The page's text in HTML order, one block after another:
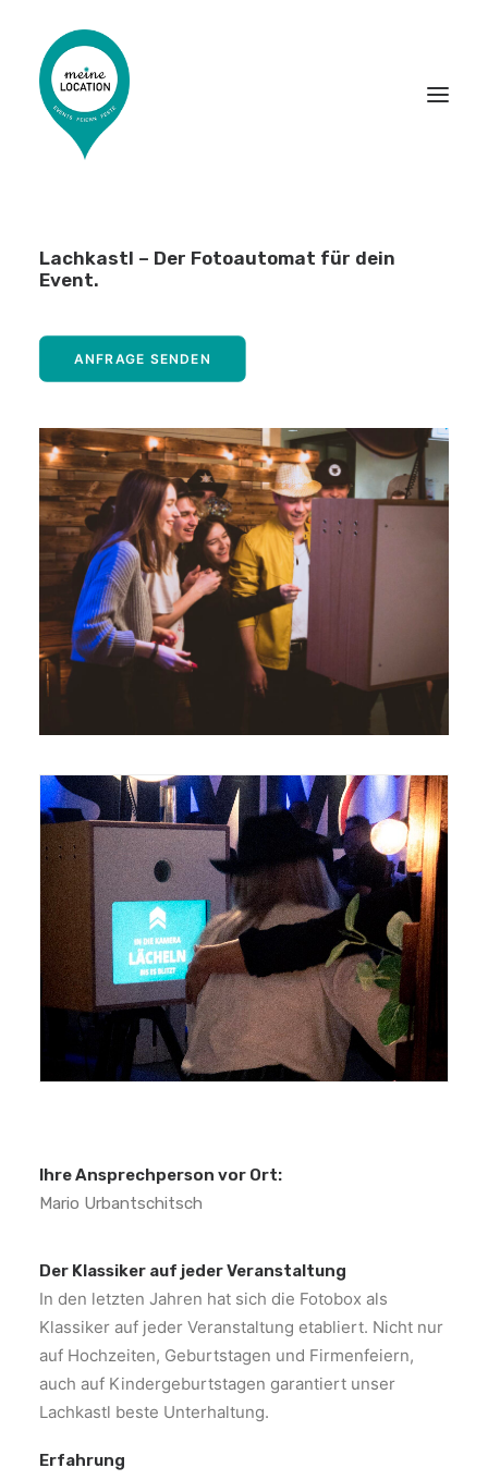
LOCATIONS
PARTNER WERDEN
DAS MAGAZIN
Lachkastl – Der Fotoautomat für dein
Event.
ANFRAGE SENDEN
Ihre Ansprechperson vor Ort:
Mario Urbantschitsch
Der Klassiker auf jeder Veranstaltung
In den letzten Jahren hat sich die Fotobox als
Klassiker auf jeder Veranstaltung etabliert. Nicht nur
auf Hochzeiten, Geburtstagen und Firmenfeiern,
auch auf Kindergeburtstagen garantiert unser
Lachkastl beste Unterhaltung.
Erfahrung